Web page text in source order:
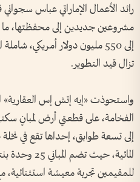
رائد الأعمال الإماراتي عباس
مشروعين جديدين إلى محفظتها، ما
إلى 550 مليون دولار أمريكي،
تزال قيد التطوير.
واستحوذت «إيه إتش إس العقارية»
الفخامة، على قطعتي أرض لمبانٍ
إلى تسعة طوابق، إحداها تقع في
المائية،
للمقيمين تجربة معيشة استثنائية،